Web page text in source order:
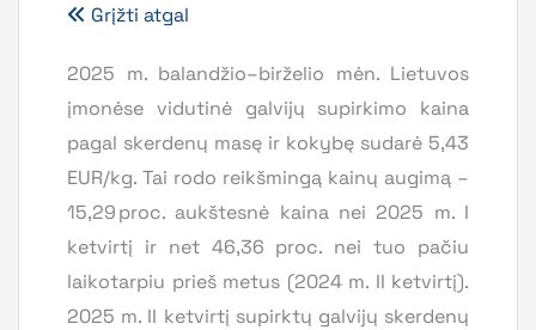
Grįžti atgal
2025 m. balandžio–birželio mėn. Lietuvos
įmonėse vidutinė galvijų supirkimo kaina
pagal skerdenų masę ir kokybę sudarė 5,43
EUR/kg. Tai rodo reikšmingą kainų augimą –
15,29 proc. aukštesnė kaina nei 2025 m. I
ketvirtį ir net 46,36 proc. nei tuo pačiu
laikotarpiu prieš metus (2024 m. II ketvirtį).
2025 m. II ketvirtį supirktų galvijų skerdenų